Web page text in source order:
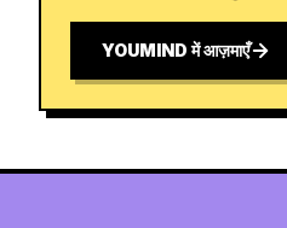
YOUMIND में आज़माएँ